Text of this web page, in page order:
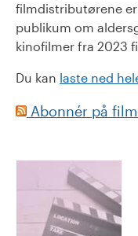
filmdistributørene
publikum om
kinofilmer fra 2023
Du kan laste ned
Abonnér på